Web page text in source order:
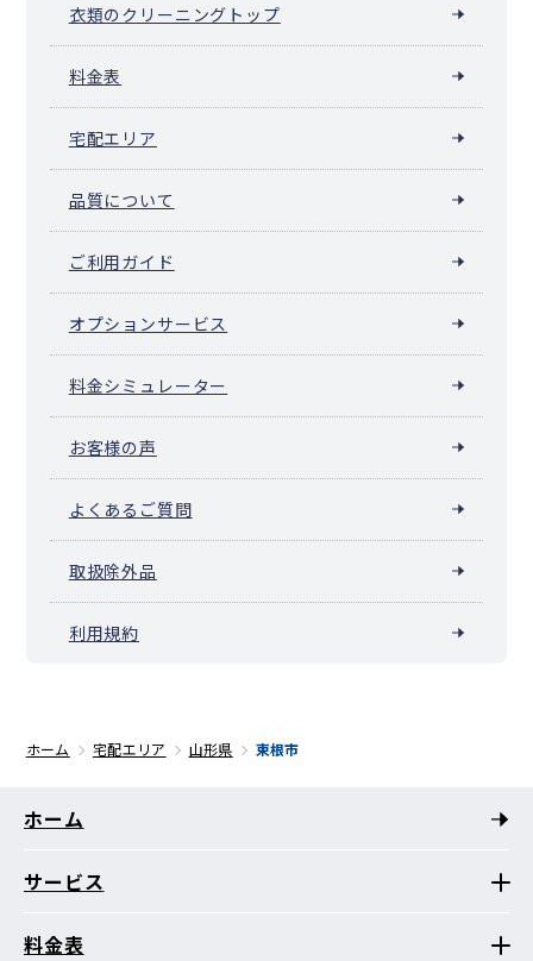
衣類のクリーニングトップ
料金表
宅配エリア
品質について
ご利用ガイド
オプションサービス
料金シミュレーター
お客様の声
よくあるご質問
取扱除外品
利用規約
ホーム 宅配エリア 山形県 東根市
ホーム
サービス
料金表